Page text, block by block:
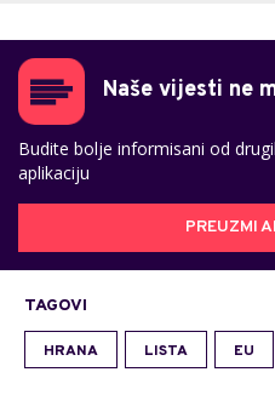
Naše vijesti ne
Budite bolje informisani od
aplikaciju
PREUZMI
TAGOVI
HRANA LISTA EU